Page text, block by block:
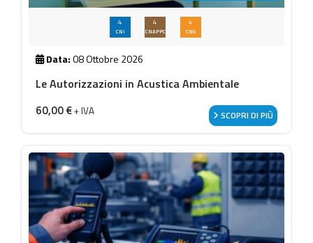
4
CNI
4
CNAPPC
4
CNG
Data:08 Ottobre 2026
Le Autorizzazioni in Acustica Ambientale
60,00€+ IVA SCOPRI DI PIÙ